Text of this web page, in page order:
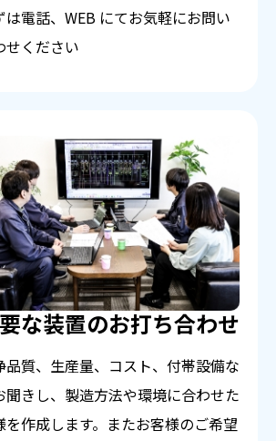
は電話、WEB にてお気軽にお問い
せください
な装置のお打ち合わせ
品質、生産量、コスト、付帯設備な
聞きし、製造方法や環境に合わせた
を作成します。またお客様のご希望